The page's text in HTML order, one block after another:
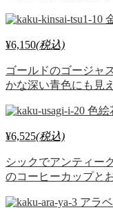
¥6,150(税込)
ゴールドのゴージャ
かな深い青色にも見
色絵
¥6,525(税込)
シックでアンティー
のコーヒーカップと
アラ